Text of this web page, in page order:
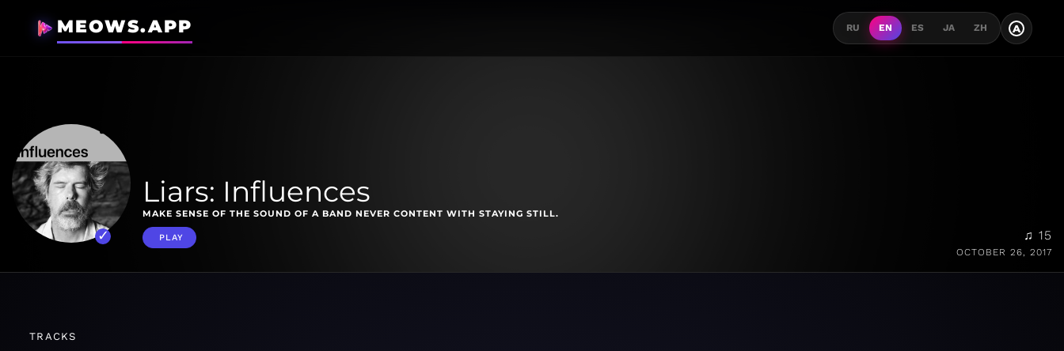
MEOWS.APP RU EN ES JA ZH A
Liars: Influences
MAKE SENSE OF THE SOUND OF A BAND NEVER CONTENT WITH STAYING STILL.
PLAY ♫ 15
OCTOBER 26, 2017
TRACKS